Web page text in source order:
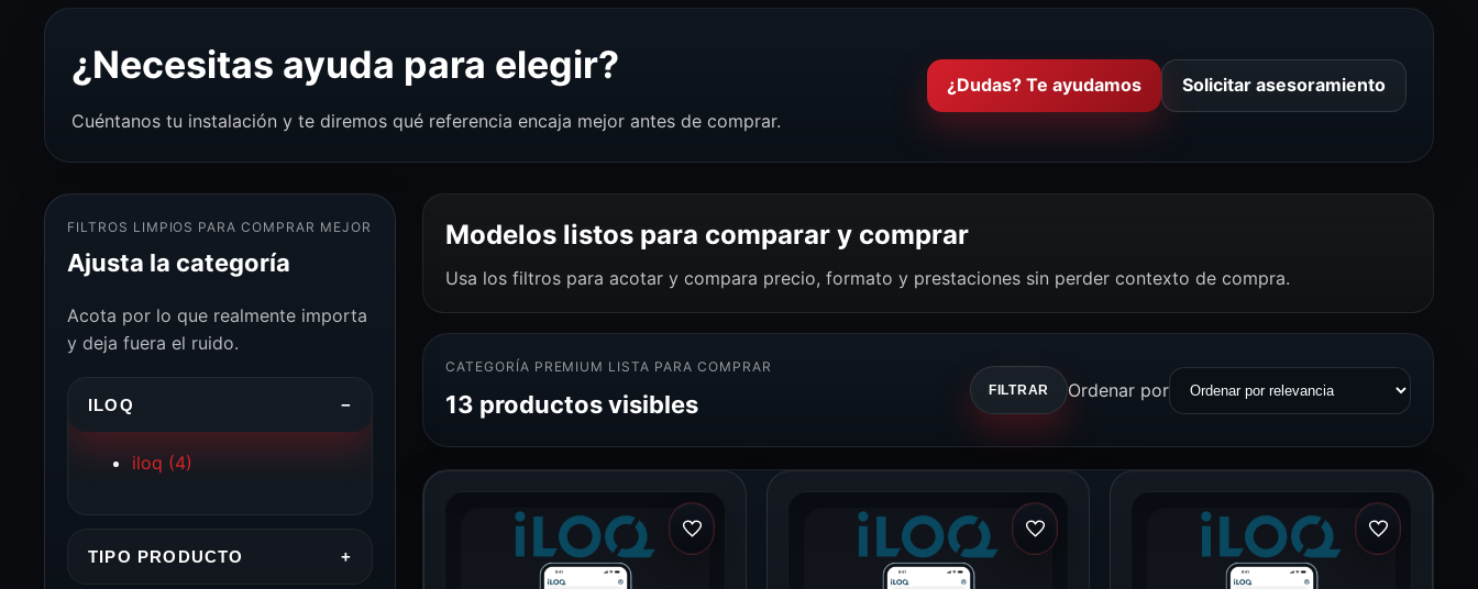
¿Necesitas ayuda para elegir?
Cuéntanos tu instalación y te diremos qué referencia encaja mejor antes de comprar.
¿Dudas? Te ayudamos Solicitar asesoramiento
FILTROS LIMPIOS PARA COMPRAR MEJOR
Ajusta la categoría
Acota por lo que realmente importa
y deja fuera el ruido.
ILOQ −
iloq (4)
TIPO PRODUCTO +
Modelos listos para comparar y comprar
Usa los filtros para acotar y compara precio, formato y prestaciones sin perder contexto de compra.
CATEGORÍA PREMIUM LISTA PARA COMPRAR
13 productos visibles FILTRAR Ordenar por